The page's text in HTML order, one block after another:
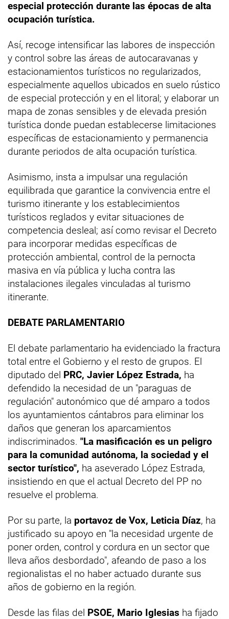
especial protección durante las épocas de alta
ocupación turística.
Así, recoge intensificar las labores de inspección
y control sobre las áreas de autocaravanas y
estacionamientos turísticos no regularizados,
especialmente aquellos ubicados en suelo rústico
de especial protección y en el litoral; y elaborar un
mapa de zonas sensibles y de elevada presión
turística donde puedan establecerse limitaciones
específicas de estacionamiento y permanencia
durante periodos de alta ocupación turística.
Asimismo, insta a impulsar una regulación
equilibrada que garantice la convivencia entre el
turismo itinerante y los establecimientos
turísticos reglados y evitar situaciones de
competencia desleal; así como revisar el Decreto
para incorporar medidas específicas de
protección ambiental, control de la pernocta
masiva en vía pública y lucha contra las
instalaciones ilegales vinculadas al turismo
itinerante.
DEBATE PARLAMENTARIO
El debate parlamentario ha evidenciado la fractura
total entre el Gobierno y el resto de grupos. El
diputado del PRC, Javier López Estrada, ha
defendido la necesidad de un "paraguas de
regulación" autonómico que dé amparo a todos
los ayuntamientos cántabros para eliminar los
daños que generan los aparcamientos
indiscriminados. "La masificación es un peligro
para la comunidad autónoma, la sociedad y el
sector turístico", ha aseverado López Estrada,
insistiendo en que el actual Decreto del PP no
resuelve el problema.
Por su parte, la portavoz de Vox, Leticia Díaz, ha
justificado su apoyo en "la necesidad urgente de
poner orden, control y cordura en un sector que
lleva años desbordado", afeando de paso a los
regionalistas el no haber actuado durante sus
años de gobierno en la región.
Desde las filas del PSOE, Mario Iglesias ha fijado